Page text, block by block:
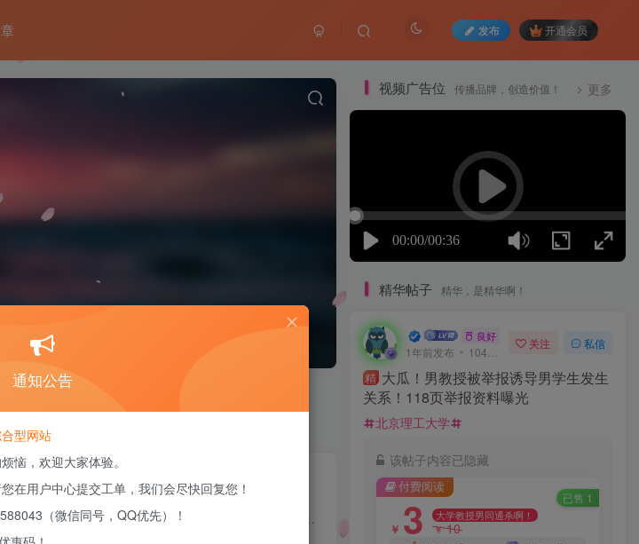
发布 开通会员
农民医保暴涨40倍，因为通货膨胀，还是医保商业化，超出农民支付能力。（一）通货膨胀新农合试点从2003年开始，但在全国普及是2009年，在2003-2006年期间个人最低缴纳费用是10元，到2007-2010年...
视频广告位 传播品牌，创造价值！ 更多
精华帖子 精华，是精华啊！
一口深井 良好 · 560
1年前发布 104次阅读
关注 私信
精 大瓜！男教授被举报诱导男学生发生
关系！118页举报资料曝光
北京理工大学
该帖子内容已隐藏
付费阅读
已售 1
￥ 3 大学教授男同通杀啊！
￥10
通知公告
型网站
恼，欢迎大家体验。
在用户中心提交工单，我们会尽快回复您！
（微信同号，QQ优先）！